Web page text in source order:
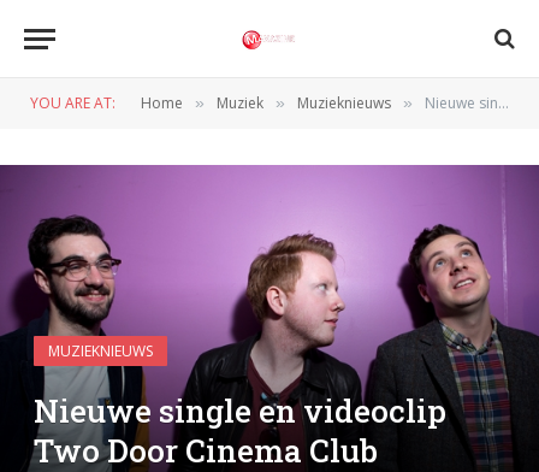
YOU ARE AT: Home » Muziek » Muzieknieuws » Nieuwe single en videoclip Two Door Cinema Club
MUZIEKNIEUWS
Nieuwe single en videoclip
Two Door Cinema Club